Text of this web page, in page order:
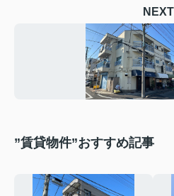
NEXT
”賃貸物件”おすすめ記事